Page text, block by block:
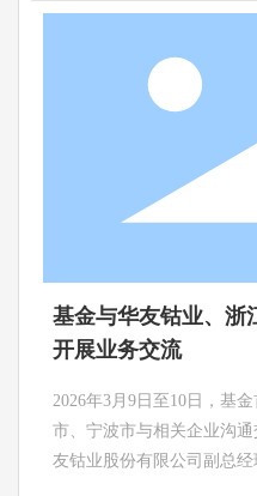
基金与华友钴业、浙
开展业务交流
2026年3月9日至10日，基
市、宁波市与相关企业沟
友钴业股份有限公司副总